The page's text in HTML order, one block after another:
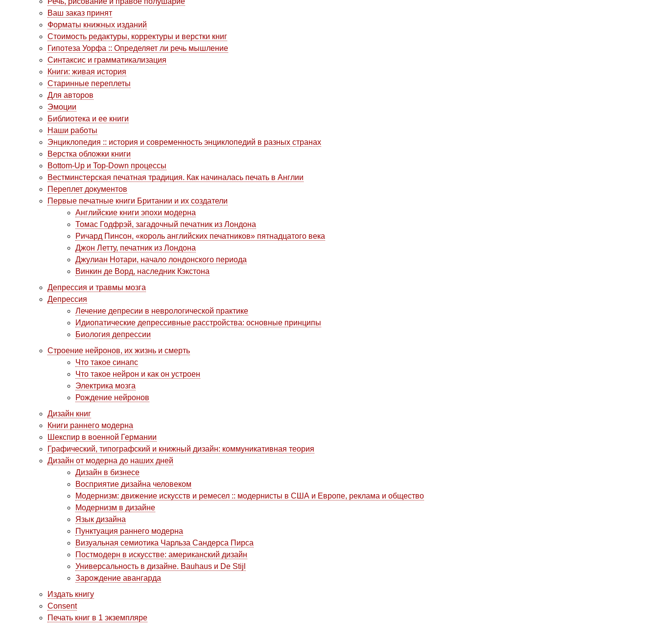
Ваш заказ принят
Форматы книжных изданий
Стоимость редактуры, корректуры и верстки книг
Гипотеза Уорфа :: Определяет ли речь мышление
Синтаксис и грамматикализация
Книги: живая история
Старинные переплеты
Для авторов
Эмоции
Библиотека и ее книги
Наши работы
Энциклопедия :: история и современность энциклопедий в разных странах
Верстка обложки книги
Bottom-Up и Top-Down процессы
Вестминстерская печатная традиция. Как начиналась печать в Англии
Переплет документов
Первые печатные книги Британии и их создатели
Английские книги эпохи модерна
Томас Годфрэй, загадочный печатник из Лондона
Ричард Пинсон, «король английских печатников» пятнадцатого века
Джон Летту, печатник из Лондона
Джулиан Нотари, начало лондонского периода
Винкин де Ворд, наследник Кэкстона
Депрессия и травмы мозга
Депрессия
Лечение депресии в неврологической практике
Идиопатические депрессивные расстройства: основные принципы
Биология депрессии
Строение нейронов, их жизнь и смерть
Что такое синапс
Что такое нейрон и как он устроен
Электрика мозга
Рождение нейронов
Дизайн книг
Книги раннего модерна
Шекспир в военной Германии
Графический, типографский и книжный дизайн: коммуникативная теория
Дизайн от модерна до наших дней
Дизайн в бизнесе
Восприятие дизайна человеком
Модернизм: движение искусств и ремесел :: модернисты в США и Европе, реклама и общество
Модернизм в дизайне
Язык дизайна
Пунктуация раннего модерна
Визуальная семиотика Чарльза Сандерса Пирса
Постмодерн в искусстве: американский дизайн
Универсальность в дизайне. Bauhaus и De Stijl
Зарождение авангарда
Издать книгу
Consent
Печать книг в 1 экземпляре